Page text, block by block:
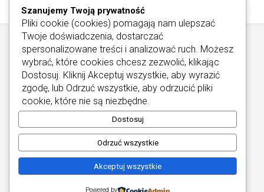
Informacje / Kontakt/Informacje o Cookies
Najlepsze Hotele Wellness
Copyright © 2026
Szanujemy Twoją prywatność
Pliki cookie (cookies) pomagają nam ulepszać
Twoje doświadczenia, dostarczać
spersonalizowane treści i analizować ruch. Możesz
wybrać, które cookies chcesz zezwolić, klikając
Dostosuj . Kliknij Akceptuj wszystkie, aby wyrazić
zgodę, lub Odrzuć wszystkie, aby odrzucić pliki
cookie, które nie są niezbędne.
Dostosuj
Odrzuć wszystkie
Akceptuj wszystkie
Powered by